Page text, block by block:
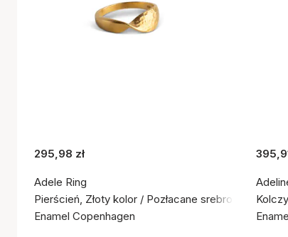
295,98 zł
Adele Ring
Pierścień, Złoty kolor / Pozłacane srebro próby 925
Enamel Copenhagen